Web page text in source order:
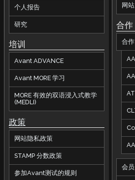
个人报告
研究
培训
Avant ADVANCE
Avant MORE 学习
MORE 有效的双语浸入式教学
(MEDLI)
政策
网站隐私政策
STAMP 分数政策
参加Avant测试的规则
网
合作
合作
会